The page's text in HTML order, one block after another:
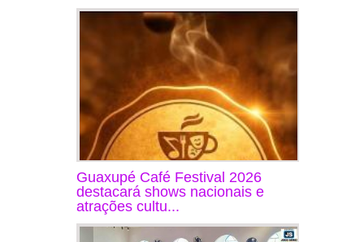
Guaxupé Café Festival 2026
destacará shows nacionais e
atrações cultu...